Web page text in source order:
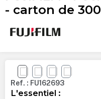
- carton de
Ignorer la galerie d'images
Ref. : FU162693
L'essentiel :